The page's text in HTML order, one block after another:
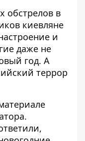
обстрелов в
киевляне
и
даже не
год. А
террор